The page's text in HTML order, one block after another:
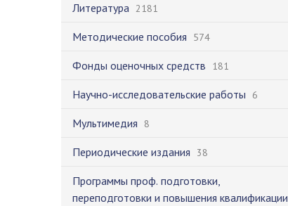
Литература 2181
Методические пособия 574
Фонды оценочных средств 181
Научно-исследовательские работы 6
Мультимедия 8
Периодические издания 38
Программы проф. подготовки,
переподготовки и повышения квалификации